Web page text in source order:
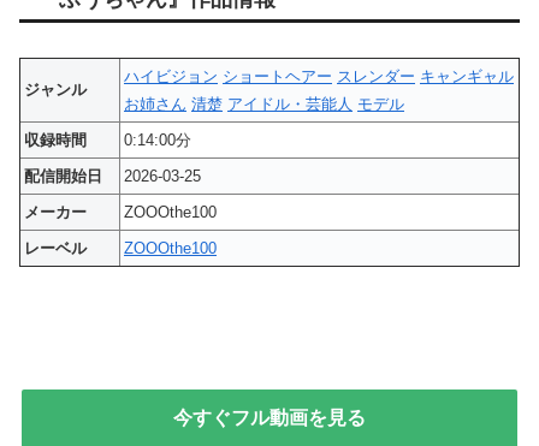
ジャンル
ハイビジョン ショートヘアー スレンダー キャンギャル
お姉さん 清楚 アイドル・芸能人 モデル
収録時間
0:14:00分
配信開始日
2026-03-25
メーカー
ZOOOthe100
レーベル
ZOOOthe100
今すぐフル動画を見る